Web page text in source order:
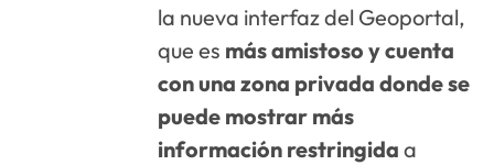
la nueva interfaz del Geoportal,
que es más amistoso y cuenta
con una zona privada donde se
puede mostrar más
información restringida a